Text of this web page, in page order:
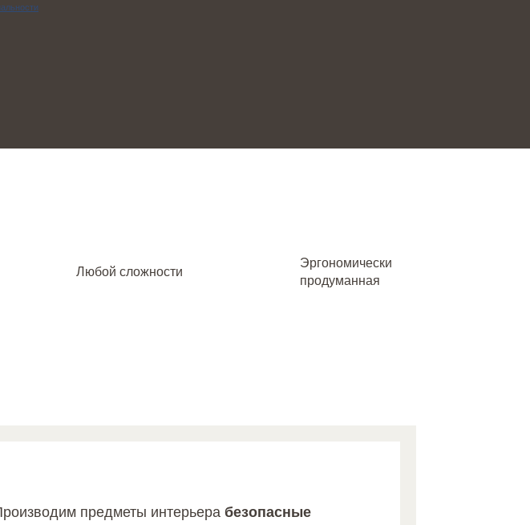
Любой сложности
Эргономически
продуманная
предметы интерьера безопасные